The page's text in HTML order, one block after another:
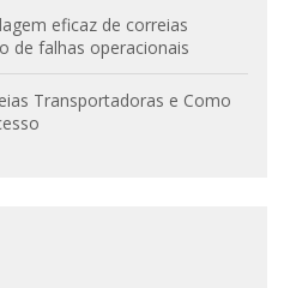
eficaz de correias
de falhas operacionais
Transportadoras e Como